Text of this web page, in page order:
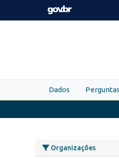
Skip to main content
Dados
Organizações